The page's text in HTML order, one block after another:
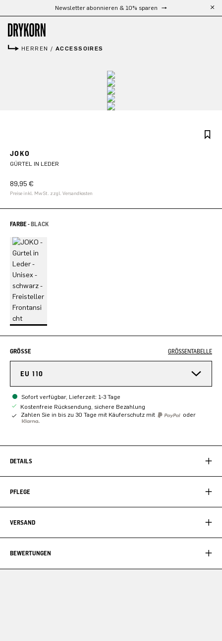
Zum Hauptinhalt springen
HERREN / ACCESSOIRES
JOKO
GÜRTEL IN LEDER
89,95 €
Preise inkl. MwSt. zzgl. Versandkosten
FARBE -BLACK
GRÖSSE GRÖSSENTABELLE
EU 110
Sofort verfügbar, Lieferzeit: 1-3 Tage
Kostenfreie Rücksendung, sichere Bezahlung
Zahlen Sie in bis zu 30 Tage mit Käuferschutz mit
oder
DETAILS
PFLEGE
VERSAND
BEWERTUNGEN